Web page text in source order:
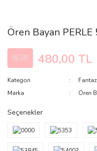
Ören Bayan PERLE
%38 480,00 TL
Kategori
Marka
Ören
Seçenekler